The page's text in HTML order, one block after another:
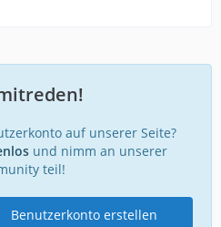
auf unserer Seite?
und nimm an unserer
teil!
Benutzerkonto erstellen